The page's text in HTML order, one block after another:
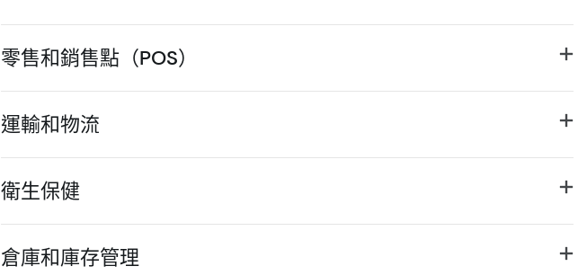
零售和銷售點（POS）
運輸和物流
衛生保健
倉庫和庫存管理